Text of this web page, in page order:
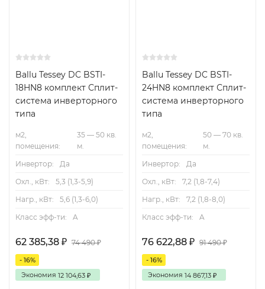
Ballu Tessey DC BSTI-
18HN8 комплект Сплит-
система инверторного
типа
м2,
помещения:
35 — 50 кв.
м.
Инвертор:
Да
Охл., кВт:
5,3 (1,3-5,9)
Нагр., кВт:
5,6 (1,3-6,0)
Класс эфф-ти:
A
62 385,38 ₽ 74 490₽
- 16%
Экономия 12 104,63 ₽
Ballu Tessey DC BSTI-
24HN8 комплект Сплит-
система инверторного
типа
м2,
помещения:
50 — 70 кв.
м.
Инвертор:
Да
Охл., кВт:
7,2 (1,8-7,4)
Нагр., кВт:
7,2 (1,8-8,0)
Класс эфф-ти:
A
76 622,88 ₽ 91 490₽
- 16%
Экономия 14 867,13 ₽